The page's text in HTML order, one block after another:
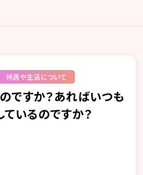
待遇や生活について
ですか？あればいつも
ているのですか？